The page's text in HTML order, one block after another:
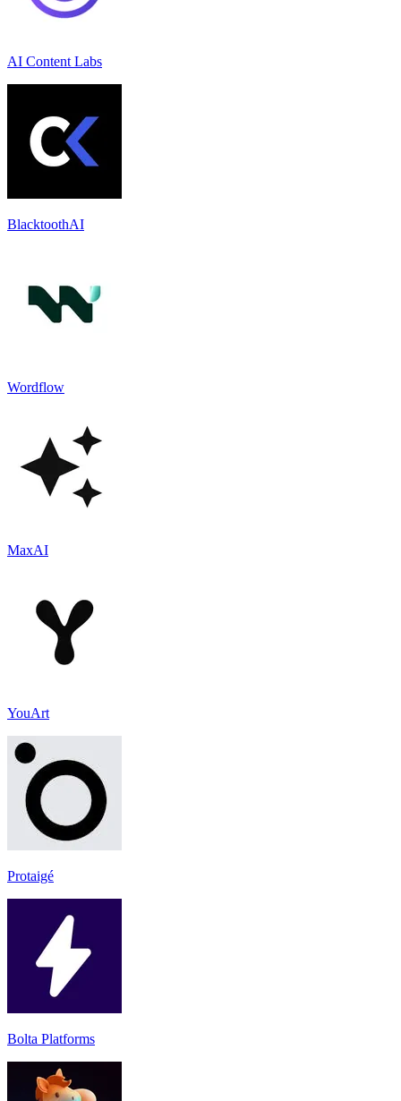
AI Content Labs
BlacktoothAI
Wordflow
MaxAI
YouArt
Protaigé
Bolta Platforms